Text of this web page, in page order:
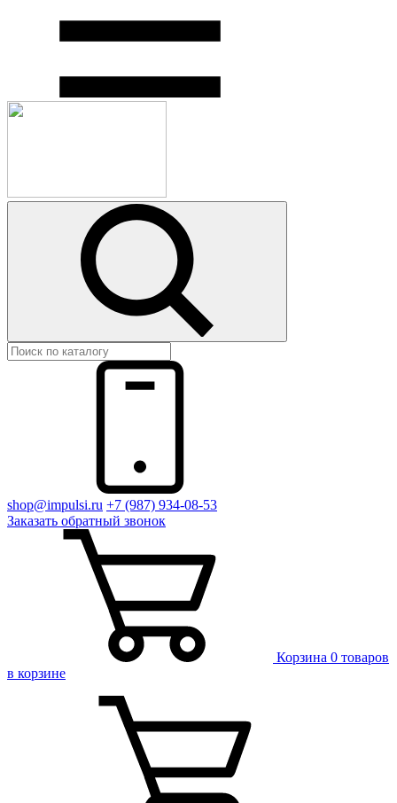
shop@impulsi.ru +7 (987) 934-08-53
Заказать обратный звонок
Корзина 0 товаров
в корзине